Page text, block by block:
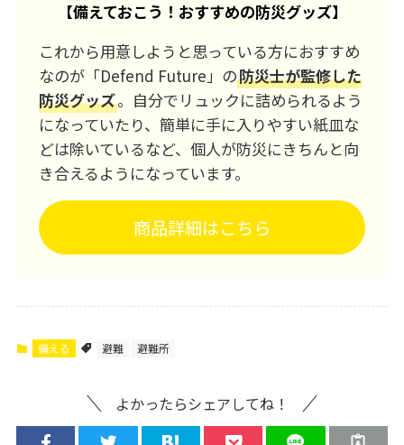
【備えておこう！おすすめの防災グッズ】
これから用意しようと思っている方におすすめ
なのが「Defend Future」の防災士が監修した
防災グッズ。自分でリュックに詰められるよう
になっていたり、簡単に手に入りやすい紙皿な
どは除いているなど、個人が防災にきちんと向
き合えるようになっています。
商品詳細はこちら
備える 避難 避難所
よかったらシェアしてね！